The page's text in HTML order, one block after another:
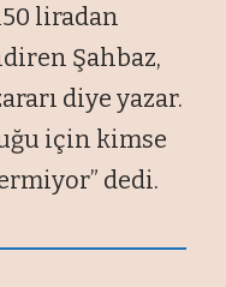
liradan
Şahbaz,
diye yazar.
için kimse
dedi.